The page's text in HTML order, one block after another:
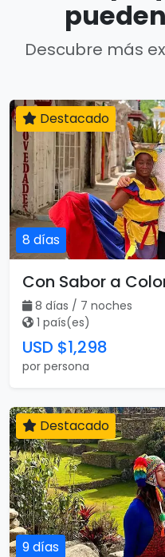
Descubre más
8 días
Destacado
Con Sabor a
8 días / 7 noches
1 país(es)
USD $1,298
por persona
9 días
Destacado